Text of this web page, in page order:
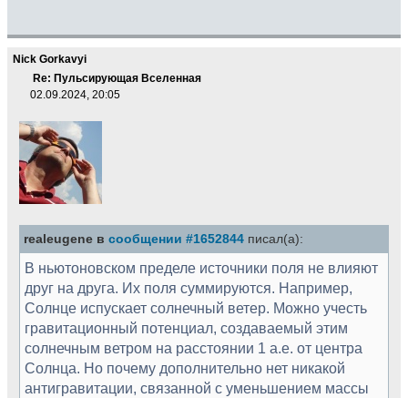
Nick Gorkavyi
Re: Пульсирующая Вселенная
02.09.2024, 20:05
realeugene в сообщении #1652844 писал(а):
В ньютоновском пределе источники поля не влияют
друг на друга. Их поля суммируются. Например,
Солнце испускает солнечный ветер. Можно учесть
гравитационный потенциал, создаваемый этим
солнечным ветром на расстоянии 1 а.е. от центра
Солнца. Но почему дополнительно нет никакой
антигравитации, связанной с уменьшением массы